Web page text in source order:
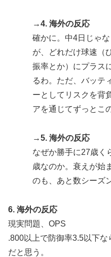
→4. 海外の反応
確かに。中4日じゃ
が、どれだけ球速（
振率とか）にプラス
るわ。ただ、バッテ
ーとしてリスクを背
アを通じてずっとこ
→5. 海外の反応
なぜか勝手に27歳く
歳なのか。衰えが始
のも、あと数シーズ
6. 海外の反応
現実問題、OPS
.800以上で防御率3.5以下
だと思う。